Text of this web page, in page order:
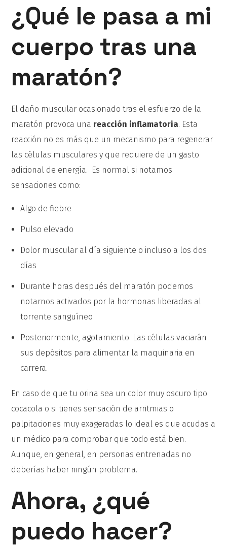
¿Qué le pasa a mi
cuerpo tras una
maratón?
El daño muscular ocasionado tras el esfuerzo de la
maratón provoca una reacción inflamatoria. Esta
reacción no es más que un mecanismo para regenerar
las células musculares y que requiere de un gasto
adicional de energía. Es normal si notamos
sensaciones como:
Algo de fiebre
Pulso elevado
Dolor muscular al día siguiente o incluso a los dos
días
Durante horas después del maratón podemos
notarnos activados por la hormonas liberadas al
torrente sanguíneo
Posteriormente, agotamiento. Las células vaciarán
sus depósitos para alimentar la maquinaria en
carrera.
En caso de que tu orina sea un color muy oscuro tipo
cocacola o si tienes sensación de arritmias o
palpitaciones muy exageradas lo ideal es que acudas a
un médico para comprobar que todo está bien.
Aunque, en general, en personas entrenadas no
deberías haber ningún problema.
Ahora, ¿qué
puedo hacer?